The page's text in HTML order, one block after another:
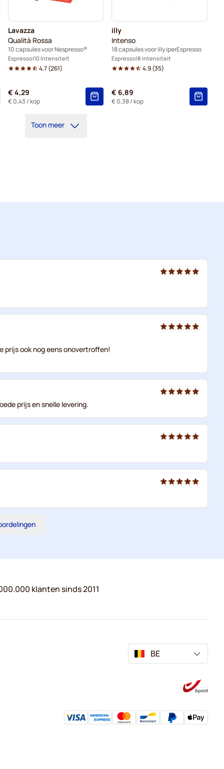
Lavazza
Qualità Rossa
10 capsules voor Nespresso®
Espresso 10 Intensiteit
4.7(261)
€ 4,29
€ 0,43 / kop
illy
Intenso
18 capsules voor illy iperEspresso
Espresso 8 Intensiteit
4.9(35)
€ 6,89
€ 0,38/ kop
Toon meer
prijs ook nog eens onovertroffen!
prijs en snelle levering.
klanten sinds 2011
BE